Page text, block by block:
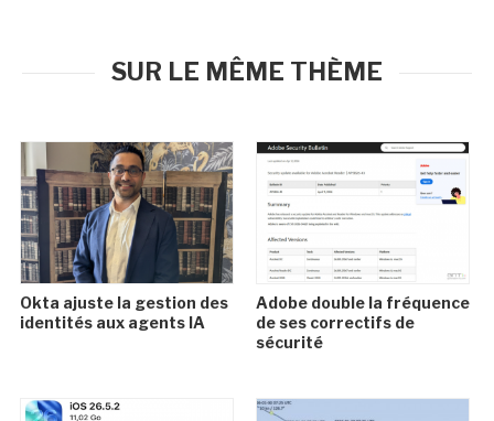
SUR LE MÊME THÈME
Okta ajuste la gestion des
identités aux agents IA
Adobe double la fréquence
de ses correctifs de
sécurité